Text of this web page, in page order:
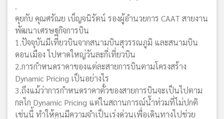
.
คุยกับ คุณศรัณย เบ็ญจนิรัตน์ รองผู้อำนวยการ CAAT สายงาน
พัฒนาเศรษฐกิจการบิน
1.ปัจจุบันมีเที่ยวบินจากสนามบินสุวรรณภูมิ และสนามบิน
ดอนเมือง ไปหาดใหญ่วันละกี่เที่ยวบิน
2.การกำหนดราคาของแต่ละสายการบินตามโครงสร้าง
Dynamic Pricing เป็นอย่างไร
3.ถึงแม้ว่าการกำหนดราคาตั๋วของสายการบินจะเป็นไปตาม
กลไก Dynamic Pricing แต่ในสถานการณ์น้ำท่วมที่ไม่ปกติ
เช่นนี้ ทำให้คนมีความจำเป็นเร่งด่วนเพื่อเดินทางไปช่วย